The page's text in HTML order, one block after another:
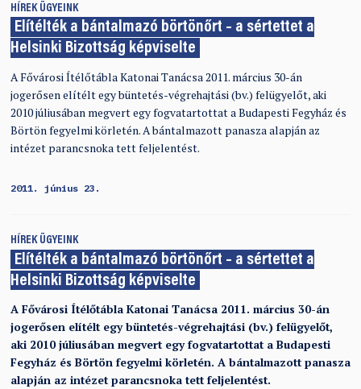
HÍREK ÜGYEINK
Elítélték a bántalmazó börtönőrt – a sértettet a
Helsinki Bizottság képviselte
A Fővárosi Ítélőtábla Katonai Tanácsa 2011. március 30-án
jogerősen elítélt egy büntetés-végrehajtási (bv.) felügyelőt, aki
2010 júliusában megvert egy fogvatartottat a Budapesti Fegyház és
Börtön fegyelmi körletén. A bántalmazott panasza alapján az
intézet parancsnoka tett feljelentést.
2011. június 23.
HÍREK ÜGYEINK
Elítélték a bántalmazó börtönőrt – a sértettet a
Helsinki Bizottság képviselte
A Fővárosi Ítélőtábla Katonai Tanácsa 2011. március 30-án
jogerősen elítélt egy büntetés-végrehajtási (bv.) felügyelőt,
aki 2010 júliusában megvert egy fogvatartottat a Budapesti
Fegyház és Börtön fegyelmi körletén. A bántalmazott panasza
alapján az intézet parancsnoka tett feljelentést.